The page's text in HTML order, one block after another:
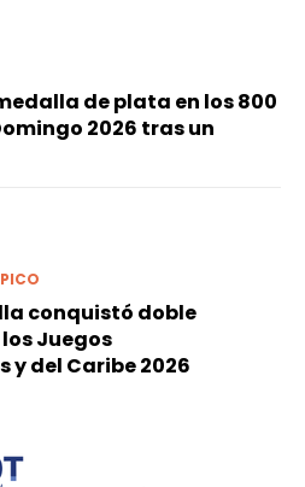
de plata en los 800
2026 tras un
conquistó doble
Juegos
del Caribe 2026